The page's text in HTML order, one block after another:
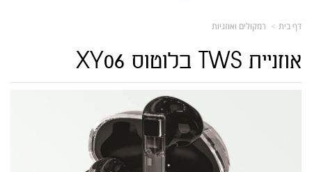
דף בית רמקולים ואוזניות
אוזניית TWS בלוטוס XY06